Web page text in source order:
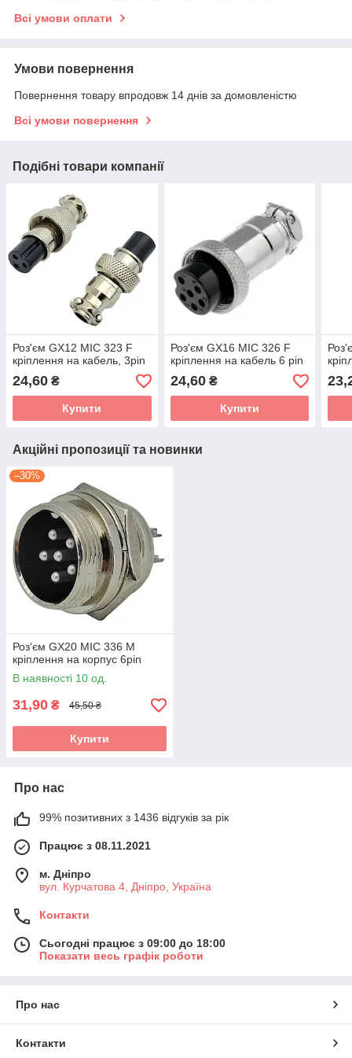
Всі умови оплати
Умови повернення
Повернення товару впродовж 14 днів за домовленістю
Всі умови повернення
Подібні товари компанії
Роз'єм GX12 MIC 323 F
кріплення на кабель, 3pin
24,60 ₴
Купити
Роз'єм GX16 MIC 326 F
кріплення на кабель 6 pin
24,60₴
Купити
Акційні пропозиції та новинки
–30%
Роз'єм GX20 MIC 336 M
кріплення на корпус 6pin
В наявності 10 од.
31,90 ₴ 45,50 ₴
Купити
Про нас
99% позитивних з 1436 відгуків за рік
Працює з 08.11.2021
м. Дніпро
вул. Курчатова 4, Дніпро, Україна
Контакти
Сьогодні працює з 09:00 до 18:00
Показати весь графік роботи
Про нас
Контакти